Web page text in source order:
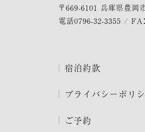
〒669-6101 兵庫県豊岡
電話0796-32-3355 /
宿泊約款
プライバシーポリ
ご予約